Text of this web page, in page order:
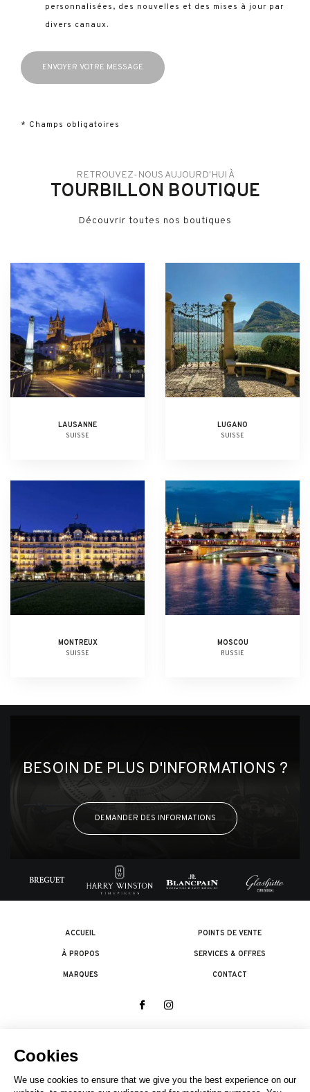
personnalisées, des nouvelles et des mises à jour par
divers canaux.
* Champs obligatoires
RETROUVEZ-NOUS AUJOURD'HUI À
TOURBILLON BOUTIQUE
Découvrir toutes nos boutiques
LAUSANNE
SUISSE
LUGANO
SUISSE
MONTREUX
SUISSE
MOSCOU
RUSSIE
BESOIN DE PLUS D'INFORMATIONS ?
DEMANDER DES INFORMATIONS
ACCUEIL
À PROPOS
MARQUES
POINTS DE VENTE
SERVICES & OFFRES
CONTACT